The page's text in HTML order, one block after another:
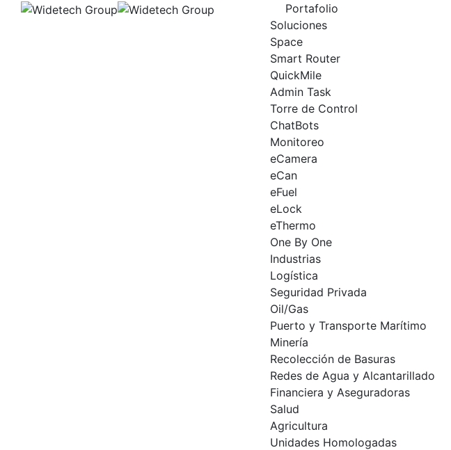
Skip
Portafolio
Soluciones
Space
Smart Router
QuickMile
Admin Task
Torre de Control
ChatBots
Monitoreo
eCamera
eCan
eFuel
eLock
eThermo
One By One
Industrias
Logística
Seguridad Privada
Oil/Gas
Puerto y Transporte Marítimo
Minería
Recolección de Basuras
Redes de Agua y Alcantarillado
Financiera y Aseguradoras
Salud
Agricultura
Unidades Homologadas